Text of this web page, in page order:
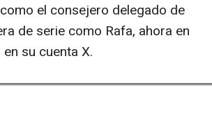
el consejero delegado de
de serie como Rafa, ahora en
su cuenta X.